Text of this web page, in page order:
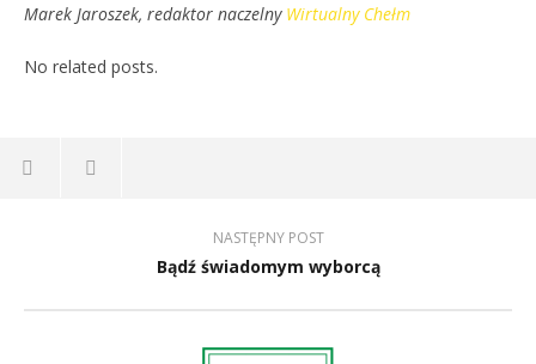
Marek Jaroszek, redaktor naczelny Wirtualny Chełm
No related posts.
NASTĘPNY POST
Bądź świadomym wyborcą